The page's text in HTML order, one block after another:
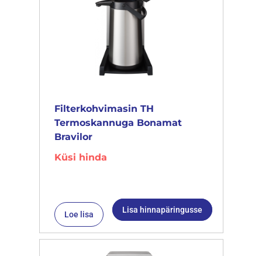
Filterkohvimasin TH
Termoskannuga Bonamat
Bravilor
Küsi hinda
Loe lisa Lisa hinnapäringusse